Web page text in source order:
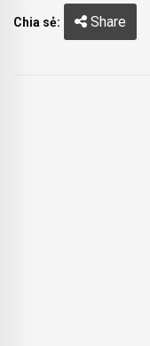
Chia sẻ: Share